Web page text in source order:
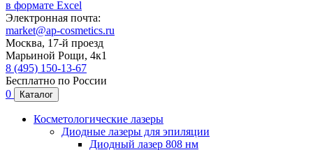
в формате Excel
Электронная почта:
market@ap-cosmetics.ru
Москва, 17-й проезд
Марьиной Рощи, 4к1
8 (495) 150-13-67
Бесплатно по России
0
Каталог
Косметологические лазеры
Диодные лазеры для эпиляции
Диодный лазер 808 нм